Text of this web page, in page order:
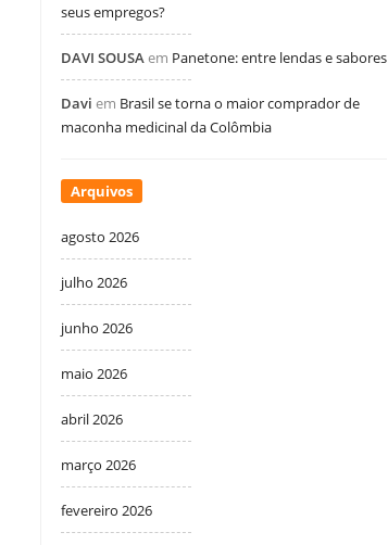
seus empregos?
DAVI SOUSAem Panetone: entre lendas e sabores
Davi em Brasil se torna o maior comprador de
maconha medicinal da Colômbia
Arquivos
agosto 2026
julho 2026
junho 2026
maio 2026
abril 2026
março 2026
fevereiro 2026